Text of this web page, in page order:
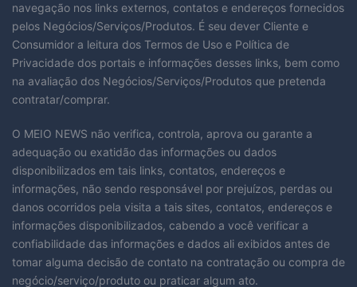
navegação nos links externos, contatos e endereços fornecidos
pelos Negócios/Serviços/Produtos. É seu dever Cliente e
Consumidor a leitura dos Termos de Uso e Política de
Privacidade dos portais e informações desses links, bem como
na avaliação dos Negócios/Serviços/Produtos que pretenda
contratar/comprar.
O MEIO NEWS não verifica, controla, aprova ou garante a
adequação ou exatidão das informações ou dados
disponibilizados em tais links, contatos, endereços e
informações, não sendo responsável por prejuízos, perdas ou
danos ocorridos pela visita a tais sites, contatos, endereços e
informações disponibilizados, cabendo a você verificar a
confiabilidade das informações e dados ali exibidos antes de
tomar alguma decisão de contato na contratação ou compra de
negócio/serviço/produto ou praticar algum ato.